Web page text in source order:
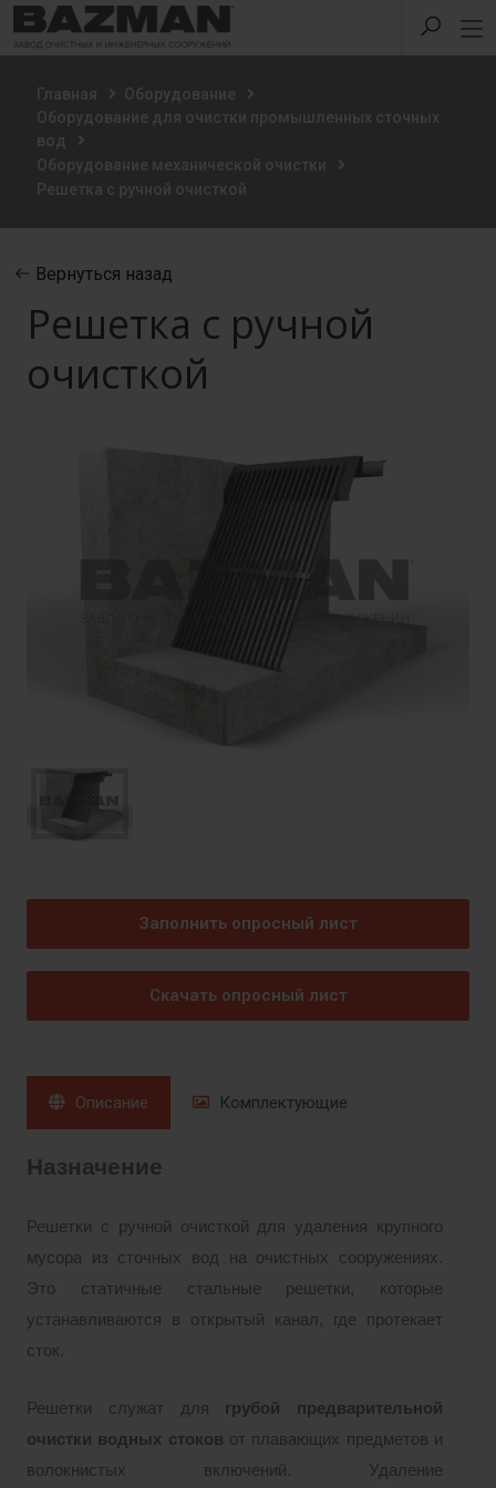
Главная
Оборудование
Оборудование для очистки промышленных сточных
вод
Оборудование механической очистки
Решетка с ручной очисткой
Вернуться назад
Решетка с ручной
очисткой
Заполнить опросный лист
Скачать опросный лист
Описание Комплектующие
Назначение
Решетки с ручной очисткой для удаления крупного
мусора из сточных вод на очистных сооружениях.
Это статичные стальные решетки, которые
устанавливаются в открытый канал, где протекает
сток.
Решетки служат для грубой предварительной
очистки водных стоков от плавающих предметов и
волокнистых включений. Удаление